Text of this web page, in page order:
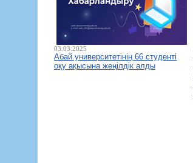
03.03.2025
Абай университетінің 66 студенті
оқу ақысына жеңілдік алды